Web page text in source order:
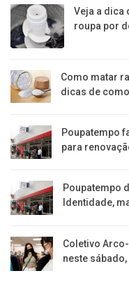
Veja a dica
roupa por
Como matar
dicas de
Poupatempo
para
Poupatempo
Identidade,
Coletivo
neste sábado,